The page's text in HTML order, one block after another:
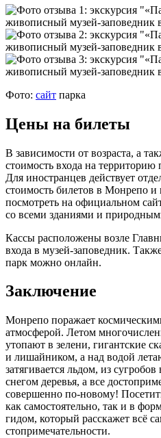
Фото: сайт парка
Цены на билеты
В зависимости от возраста, а
стоимость входа на территорию
Для иностранцев действует
стоимость билетов в Монрепо
посмотреть на официальном
со всеми зданиями и
Кассы расположены возле
входа в музей‑заповедник.
парк можно онлайн.
Заключение
Монрепо поражает
атмосферой. Летом
утопают в зелени, гигантские
и лишайником, а над водой
затягивается льдом, из
снегом деревья, а все
совершенно по‑новому!
как самостоятельно, так и в
гидом, который расскажет всё
сто­при­ме­ча­тель­но­сти.